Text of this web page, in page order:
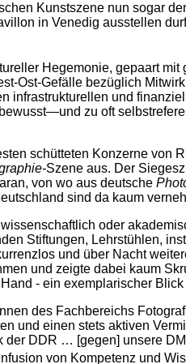
Kunstszene nun sogar
in Venedig ausstellen
Hegemonie, gepaart
Ost-Gefälle bezüglich
infrastrukturellen und
zu oft
schütteten Konzerne
Szene aus. Der
von wo aus deutsche
sind da kaum
oder
Stiftungen, Lehrstühlen,
und über Nacht
und zeigte dabei kaum
- ein exemplarischer
des Fachbereichs
und einen stets aktiven
der DDR … [gegen] unsere
von Kompetenz und